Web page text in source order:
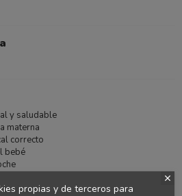
y saludable
materna
correcto
bebé
propias y de terceros para